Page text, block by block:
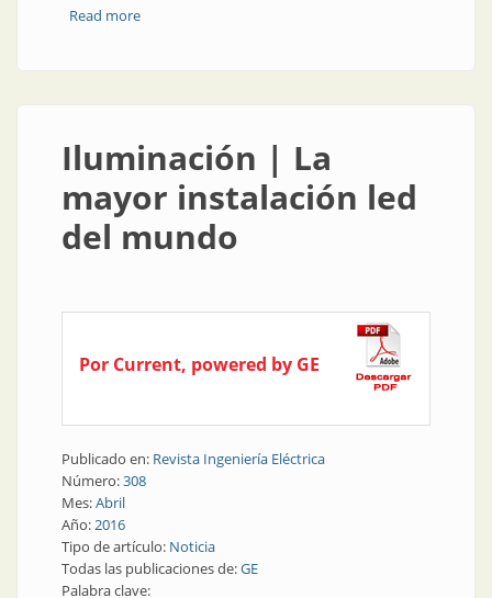
Read moreabout Obra | Ensenada y sus luces
Iluminación | La
mayor instalación led
del mundo
Por Current, powered by GE
Publicado en: Revista Ingeniería Eléctrica
Número:308
Mes:Abril
Año:2016
Tipo de artículo: Noticia
Todas las publicaciones de:GE
Palabra clave: